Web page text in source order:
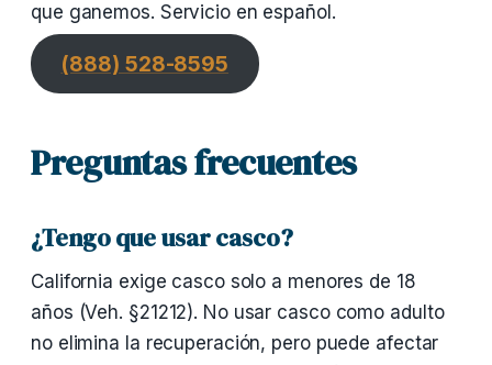
que ganemos. Servicio en español.
(888) 528-8595
Preguntas frecuentes
¿Tengo que usar casco?
California exige casco solo a menores de 18
años (Veh. §21212). No usar casco como adulto
no elimina la recuperación, pero puede afectar